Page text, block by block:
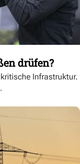
drüfen?
Infrastruktur.